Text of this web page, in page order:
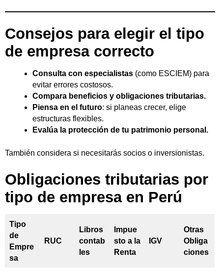
Consejos para elegir el tipo
de empresa correcto
Consulta con especialistas (como ESCIEM) para
evitar errores costosos.
Compara beneficios y obligaciones tributarias.
Piensa en el futuro: si planeas crecer, elige
estructuras flexibles.
Evalúa la protección de tu patrimonio personal.
También considera si necesitarás socios o inversionistas.
Obligaciones tributarias por
tipo de empresa en Perú
Tipo
de
Empre
sa
RUC
Libros
contab
les
Impue
sto a la
Renta
IGV
Otras
Obliga
ciones